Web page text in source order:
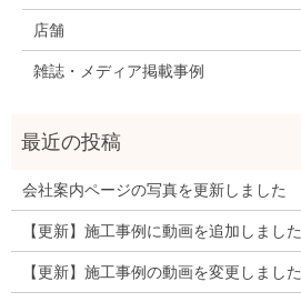
店舗
雑誌・メディア掲載事例
会社案内ページの写真を更新しました
【更新】施工事例に動画を追加しました
【更新】施工事例の動画を変更しました